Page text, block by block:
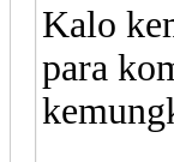
Kalo
para